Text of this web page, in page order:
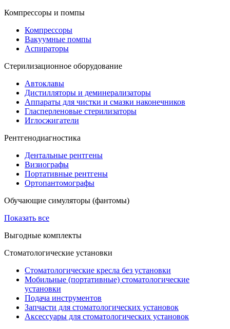
Компрессоры и помпы
Компрессоры
Вакуумные помпы
Аспираторы
Стерилизационное оборудование
Автоклавы
Дистилляторы и деминерализаторы
Аппараты для чистки и смазки наконечников
Гласперленовые стерилизаторы
Иглосжигатели
Рентгенодиагностика
Дентальные рентгены
Визиографы
Портативные рентгены
Ортопантомографы
Обучающие симуляторы (фантомы)
Показать все
Выгодные комплекты
Стоматологические установки
Стоматологические кресла без установки
Мобильные (портативные) стоматологические
установки
Подача инструментов
Запчасти для стоматологических установок
Аксессуары для стоматологических установок